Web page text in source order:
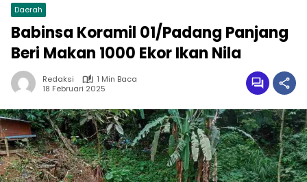
Daerah
Babinsa Koramil 01/Padang Panjang
Beri Makan 1000 Ekor Ikan Nila
Redaksi
1 Min Baca
18 Februari 2025